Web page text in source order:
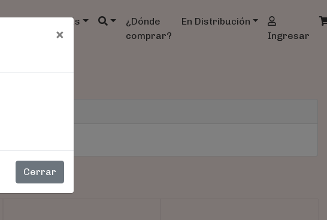
Agendas
¿Dónde
comprar?
En Distribución
Ingresar
×
Cerrar